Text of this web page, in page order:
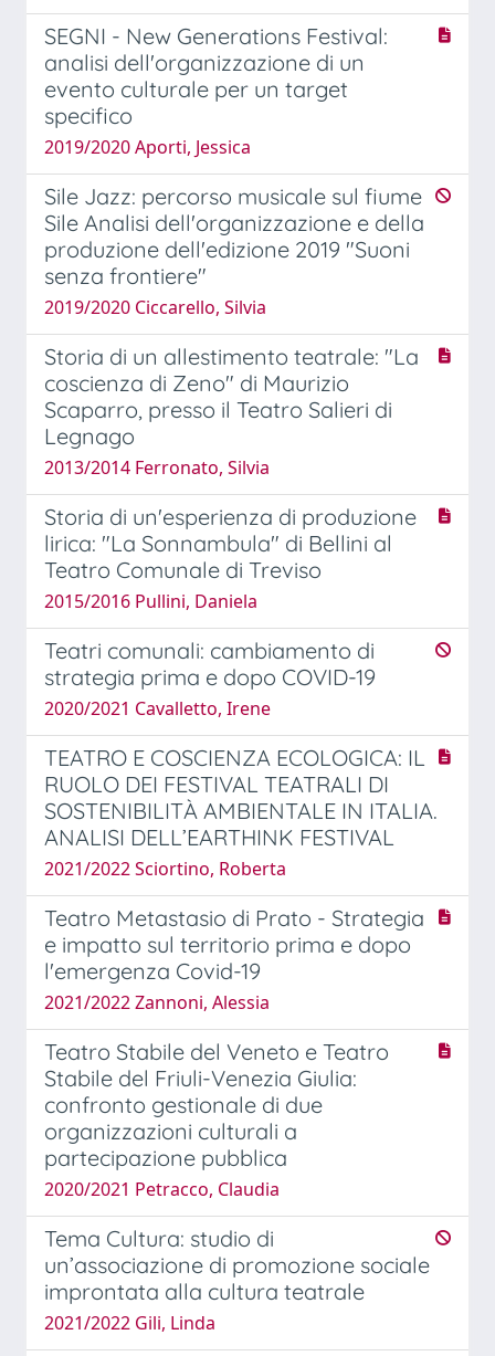
SEGNI - New Generations Festival:
analisi dell'organizzazione di un
evento culturale per un target
specifico
2019/2020 Aporti, Jessica
Sile Jazz: percorso musicale sul fiume
Sile Analisi dell'organizzazione e della
produzione dell'edizione 2019 "Suoni
senza frontiere"
2019/2020 Ciccarello, Silvia
Storia di un allestimento teatrale: "La
coscienza di Zeno" di Maurizio
Scaparro, presso il Teatro Salieri di
Legnago
2013/2014 Ferronato, Silvia
Storia di un'esperienza di produzione
lirica: "La Sonnambula" di Bellini al
Teatro Comunale di Treviso
2015/2016 Pullini, Daniela
Teatri comunali: cambiamento di
strategia prima e dopo COVID-19
2020/2021 Cavalletto, Irene
TEATRO E COSCIENZA ECOLOGICA: IL
RUOLO DEI FESTIVAL TEATRALI DI
SOSTENIBILITÀ AMBIENTALE IN ITALIA.
ANALISI DELL’EARTHINK FESTIVAL
2021/2022 Sciortino, Roberta
Teatro Metastasio di Prato - Strategia
e impatto sul territorio prima e dopo
l'emergenza Covid-19
2021/2022 Zannoni, Alessia
Teatro Stabile del Veneto e Teatro
Stabile del Friuli-Venezia Giulia:
confronto gestionale di due
organizzazioni culturali a
partecipazione pubblica
2020/2021 Petracco, Claudia
Tema Cultura: studio di
un’associazione di promozione sociale
improntata alla cultura teatrale
2021/2022 Gili, Linda